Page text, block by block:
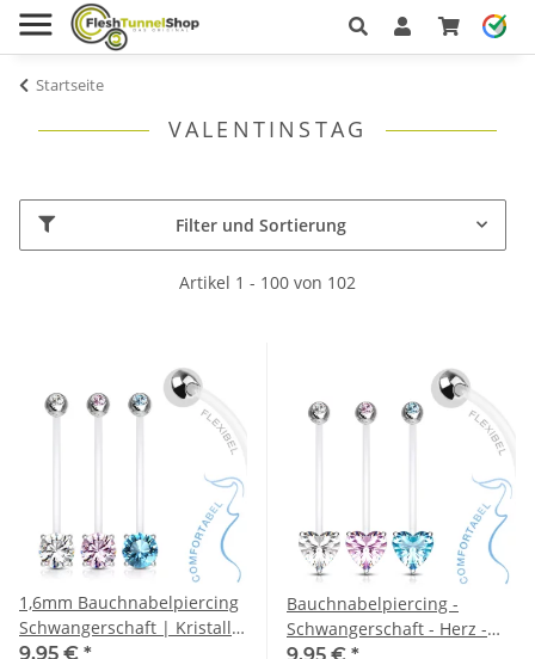
Startseite
VALENTINSTAG
Filter und Sortierung
Artikel 1 - 100 von 102
1,6mm Bauchnabelpiercing
Schwangerschaft | Kristall |
Schwangerschaftspiercing
9,95 € *
Bauchnabelpiercing -
Schwangerschaft - Herz -
Kristall